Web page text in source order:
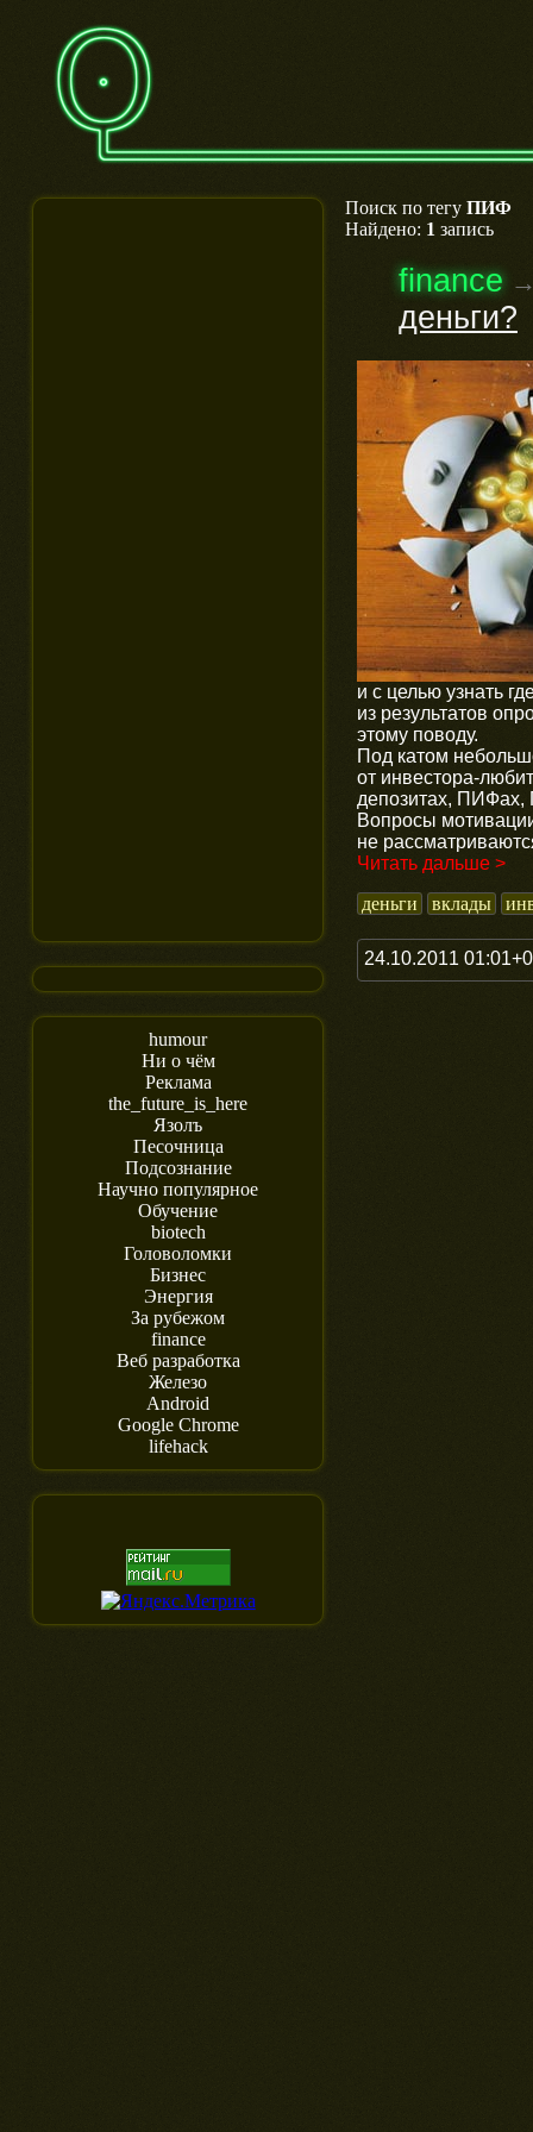
humour
Ни о чём
Реклама
the_future_is_here
Язолъ
Песочница
Подсознание
Научно популярное
Обучение
biotech
Головоломки
Бизнес
Энергия
За рубежом
finance
Веб разработка
Железо
Android
Google Chrome
lifehack
Поиск по тегу ПИФ
Найдено: 1 запись
finance
деньги?
и с целью узнать
из результатов
этому поводу.
Под катом
от инвестора-
депозитах,
Вопросы
не
Читать дальше >
деньги
вклады
24.10.2011